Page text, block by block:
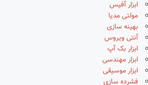
ابزار آفیس
مولتی مدیا
بهینه سازی
آنتی ویروس
ابزار بک آپ
ابزار مهندسی
ابزار موسیقی
فشرده سازی